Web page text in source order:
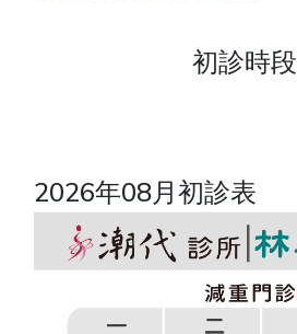
初診時段
2026年08月初診表